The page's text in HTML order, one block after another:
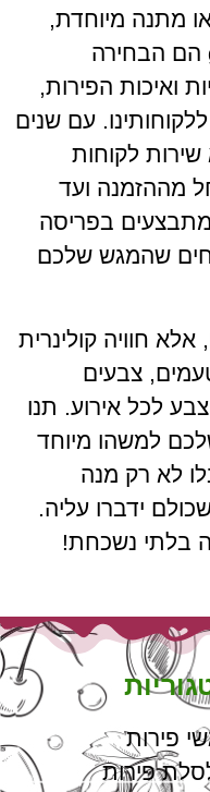
מתנה מיוחדת,
מגשי סושי פירות של getfruit הם הבחירה
ואיכות הפירות,
עם שנים
שירות לקוחות
מההזמנה ועד
בפריסה
שהמגש שלכם
אלא חוויה קולינרית
צבעים
לכל אירוע. תנו
למשהו מיוחד
לא רק מנה
ידברו עליה.
בלתי נשכחת!
פירות
פירות